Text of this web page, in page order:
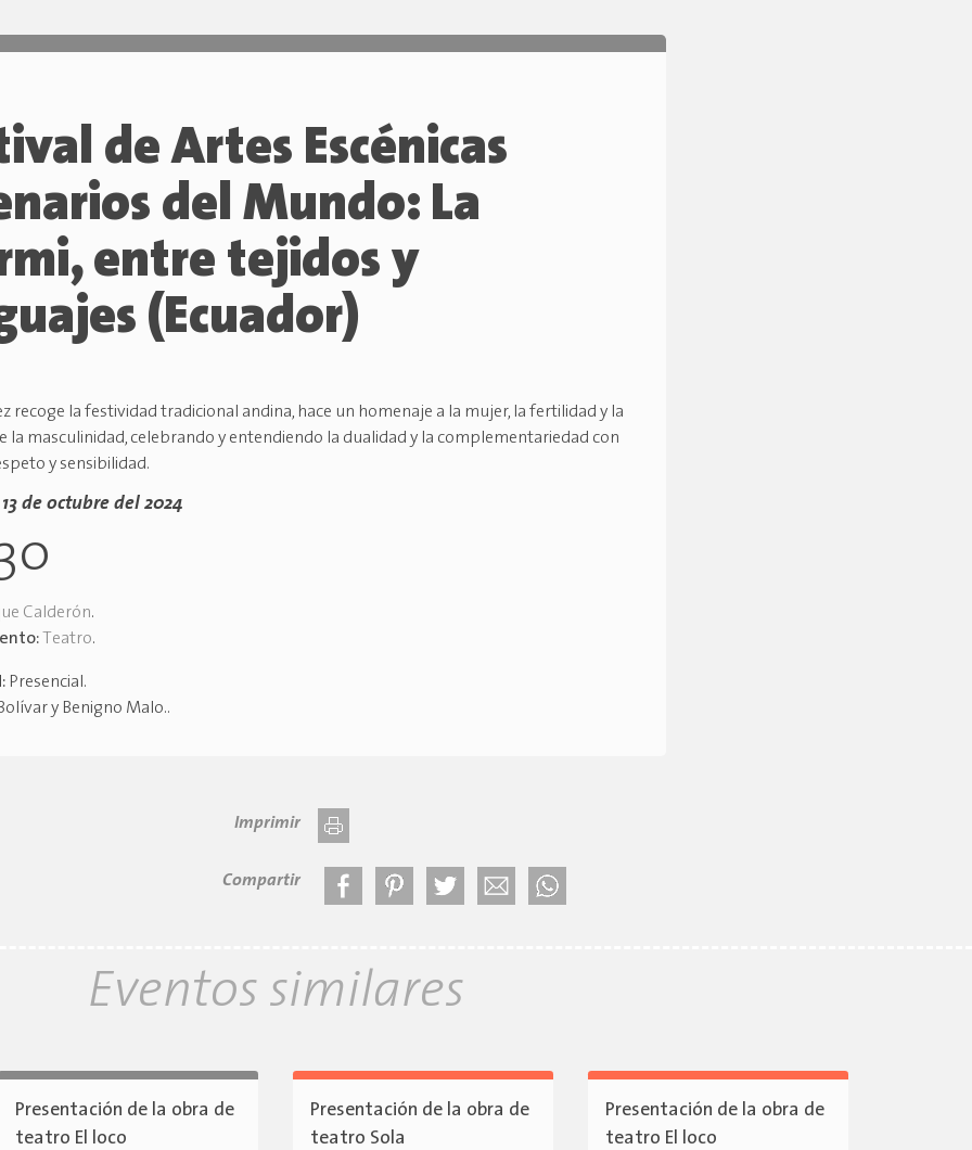
de Artes Escénicas
del Mundo: La
entre tejidos y
(Ecuador)
recoge la festividad tradicional andina, hace un homenaje a la mujer, la fertilidad y la
la masculinidad, celebrando y entendiendo la dualidad y la complementariedad con
y sensibilidad.
de octubre del 2024
Calderón.
Teatro.
Presencial.
y Benigno Malo..
Imprimir
Compartir
Eventos similares
Presentación de la obra de
teatro El loco
Presentación de la obra de
teatro Sola
Presentación de la obra de
teatro El loco